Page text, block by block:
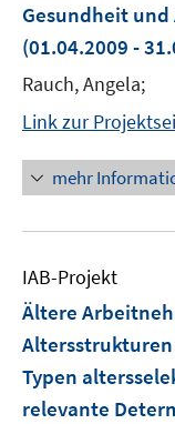
Gesundheit
(01.04.2009 -
Rauch, Angela;
Link zur
mehr
IAB-Projekt
Ältere
Typen
relevante